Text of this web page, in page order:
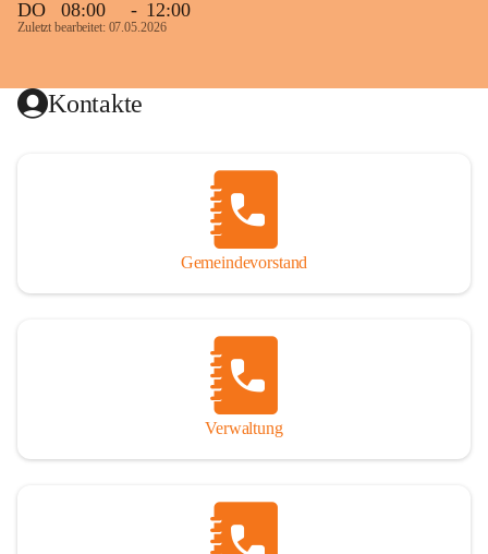
DO
08:00 - 12:00
Zuletzt bearbeitet: 07.05.2026
Kontakte
Gemeindevorstand
Verwaltung